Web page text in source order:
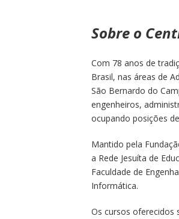
Sobre o
Com 78 anos de
Brasil, nas áreas de
São Bernardo do
engenheiros,
ocupando posições
Mantido pela
a Rede Jesuíta de
Faculdade de
Informática.
Os cursos oferecidos